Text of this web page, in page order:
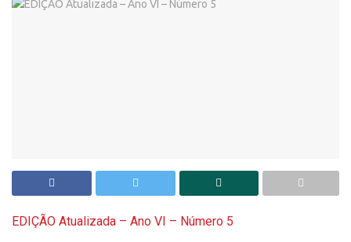
EDIÇÃO Atualizada – Ano VI – Número 5